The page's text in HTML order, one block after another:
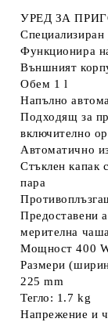
УРЕД ЗА
Специализиран
Функционира
Външният
Обем 1 l
Напълно
Подходящ за
включително
Автоматично
Стъклен капак
пара
Предоставени
мерителна
Мощност 400
Размери
225 mm
Тегло: 1.7 kg
Напрежение и